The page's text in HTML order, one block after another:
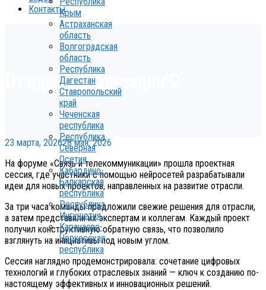
Крым
Астраханская
область
Волгоградская
область
Республика
Дагестан
Ставропольский
край
Чеченская
республика
Республика
Северная
Осетия
Кабардино-
Балкарская
республика
Республика
Ингушетия
Карачаево-
Черкесская
республика
Контакты
От идеи к реализации💡
23 марта, 202628 мая, 2026
На форуме «Связь и телекоммуникации» прошла проектная
сессия, где участники с помощью нейросетей разрабатывали
идеи для новых проектов, направленных на развитие отрасли.
За три часа команды предложили свежие решения для отрасли,
а затем представили их экспертам и коллегам. Каждый проект
получил конструктивную обратную связь, что позволило
взглянуть на инициативы под новым углом.
Сессия наглядно продемонстрировала: сочетание цифровых
технологий и глубоких отраслевых знаний — ключ к созданию по-
настоящему эффективных и инновационных решений.